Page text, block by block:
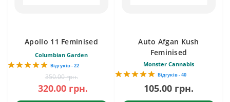
Apollo 11 Feminised
Columbian Garden
Відгуків - 22
350.00 грн.
320.00 грн.
Auto Afgan Kush
Feminised
Monster Cannabis
Відгуків - 40
105.00 грн.